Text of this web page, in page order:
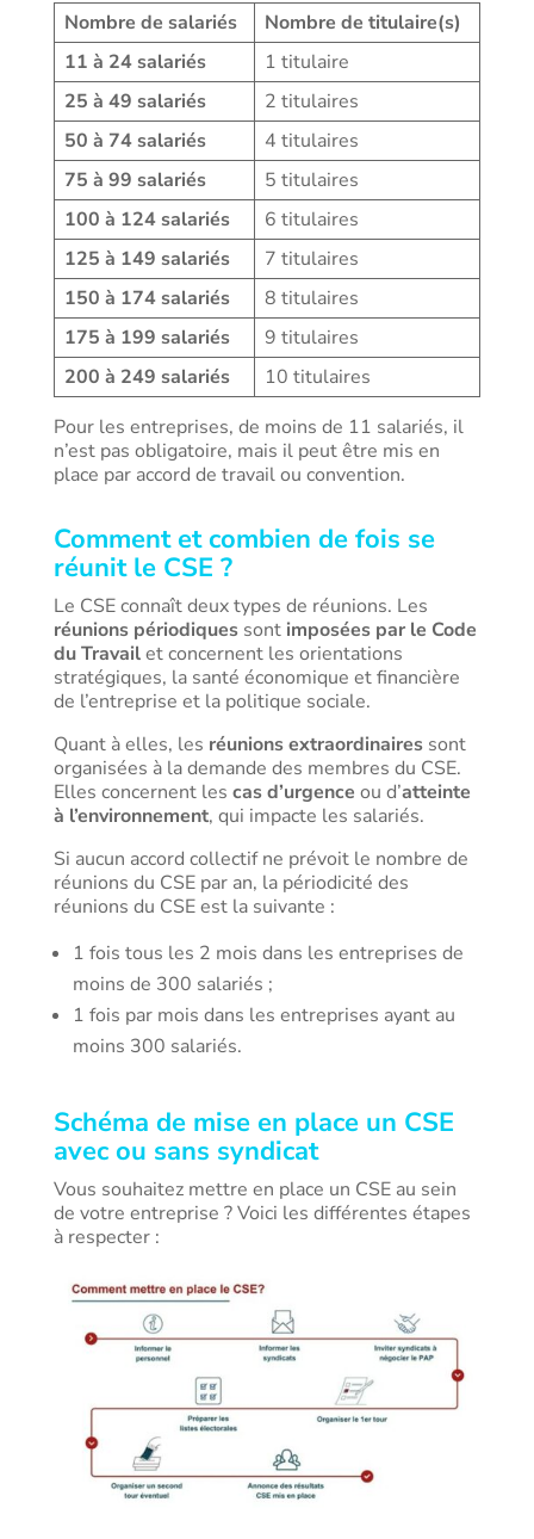
Nombre de salariés
Nombre de titulaire(s)
11 à 24 salariés
1 titulaire
25 à 49 salariés
2 titulaires
50 à 74 salariés
4 titulaires
75 à 99 salariés
5 titulaires
100 à 124 salariés
6 titulaires
125 à 149 salariés
7 titulaires
150 à 174 salariés
8 titulaires
175 à 199 salariés
9 titulaires
200 à 249 salariés
10 titulaires
Pour les entreprises, de moins de 11 salariés, il
n’est pas obligatoire, mais il peut être mis en
place par accord de travail ou convention.
Comment et combien de fois se
réunit le CSE ?
Le CSE connaît deux types de réunions. Les
réunions périodiquessont imposées par le Code
du Travailet concernent les orientations
stratégiques, la santé économique et financière
de l’entreprise et la politique sociale.
Quant à elles, les réunions extraordinaires sont
organisées à la demande des membres du CSE.
Elles concernent les cas d’urgence ou d’atteinte
à l’environnement, qui impacte les salariés.
Si aucun accord collectif ne prévoit le nombre de
réunions du CSE par an, la périodicité des
réunions du CSE est la suivante :
1 fois tous les 2 mois dans les entreprises de
moins de 300 salariés ;
1 fois par mois dans les entreprises ayant au
moins 300 salariés.
Schéma de mise en place un CSE
avec ou sans syndicat
Vous souhaitez mettre en place un CSE au sein
de votre entreprise ? Voici les différentes étapes
à respecter :